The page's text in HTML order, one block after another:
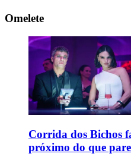
Omelete
Corrida dos Bichos
próximo do que